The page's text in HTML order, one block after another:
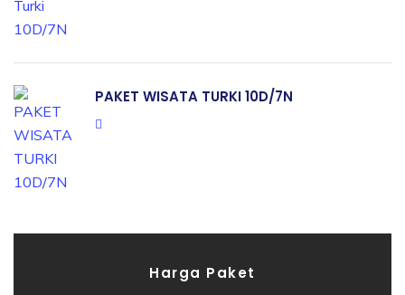
PAKET WISATA TURKI 10D/7N
Harga Paket